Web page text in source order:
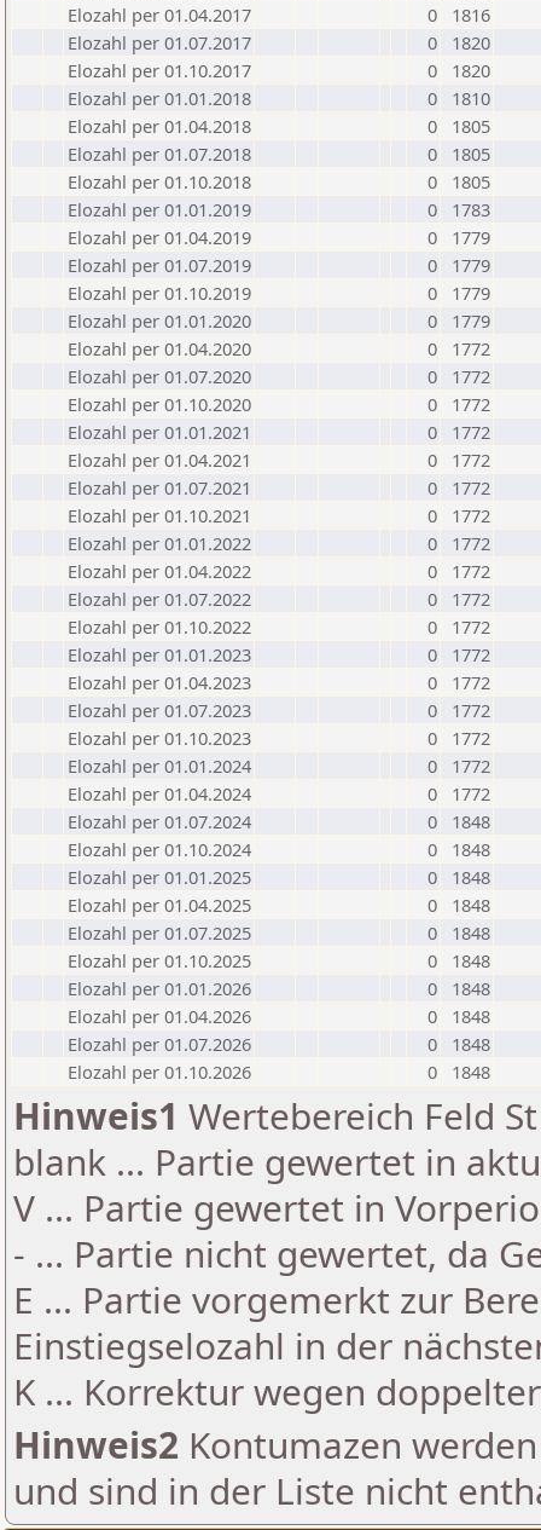
Elozahl per 01.04.2017
0
1816
Elozahl per 01.07.2017
0
1820
Elozahl per 01.10.2017
0
1820
Elozahl per 01.01.2018
0
1810
Elozahl per 01.04.2018
0
1805
Elozahl per 01.07.2018
0
1805
Elozahl per 01.10.2018
0
1805
Elozahl per 01.01.2019
0
1783
Elozahl per 01.04.2019
0
1779
Elozahl per 01.07.2019
0
1779
Elozahl per 01.10.2019
0
1779
Elozahl per 01.01.2020
0
1779
Elozahl per 01.04.2020
0
1772
Elozahl per 01.07.2020
0
1772
Elozahl per 01.10.2020
0
1772
Elozahl per 01.01.2021
0
1772
Elozahl per 01.04.2021
0
1772
Elozahl per 01.07.2021
0
1772
Elozahl per 01.10.2021
0
1772
Elozahl per 01.01.2022
0
1772
Elozahl per 01.04.2022
0
1772
Elozahl per 01.07.2022
0
1772
Elozahl per 01.10.2022
0
1772
Elozahl per 01.01.2023
0
1772
Elozahl per 01.04.2023
0
1772
Elozahl per 01.07.2023
0
1772
Elozahl per 01.10.2023
0
1772
Elozahl per 01.01.2024
0
1772
Elozahl per 01.04.2024
0
1772
Elozahl per 01.07.2024
0
1848
Elozahl per 01.10.2024
0
1848
Elozahl per 01.01.2025
0
1848
Elozahl per 01.04.2025
0
1848
Elozahl per 01.07.2025
0
1848
Elozahl per 01.10.2025
0
1848
Elozahl per 01.01.2026
0
1848
Elozahl per 01.04.2026
0
1848
Elozahl per 01.07.2026
0
1848
Elozahl per 01.10.2026
0 1848
Hinweis1 Wertebereich Feld
blank ... Partie gewertet in
V ... Partie gewertet in
- ... Partie nicht gewertet, da
E ... Partie vorgemerkt zur
Einstiegselozahl in der
K ... Korrektur wegen
Hinweis2 Kontumazen
und sind in der Liste nicht